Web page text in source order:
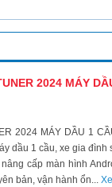
2024 MÁY
2024 MÁY DẦU 1
dầu 1 cầu, xe gia
cấp màn hình
bản, vận hành ổn...